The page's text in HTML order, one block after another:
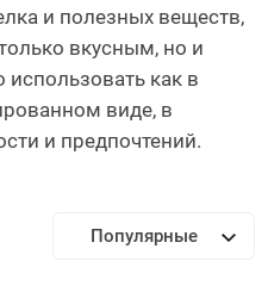
и полезных веществ,
вкусным, но и
как в
виде, в
и предпочтений.
Популярные